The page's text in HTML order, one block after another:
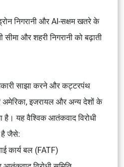
निगरानी और AI-सक्षम खतरे के
सीमा और शहरी निगरानी को बढ़ाती
साझा करने और कट्टरपंथ
अमेरिका, इजरायल और अन्य देशों के
है। यह वैश्विक आतंकवाद विरोधी
है जैसे:
कार्य बल (FATF)